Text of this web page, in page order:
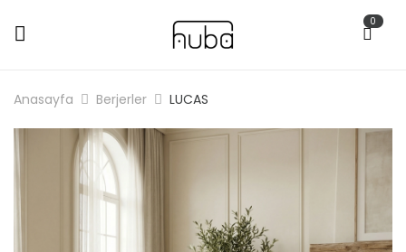
0
Anasayfa Berjerler LUCAS